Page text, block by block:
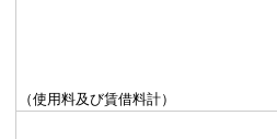
（使用料及び賃借料計）